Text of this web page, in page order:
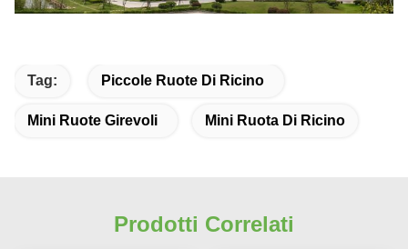
Tag: Piccole Ruote Di Ricino
Mini Ruote Girevoli Mini Ruota Di Ricino
Prodotti Correlati